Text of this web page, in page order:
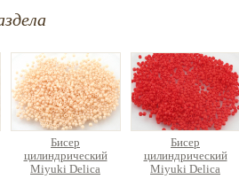
Бисер
цилиндрический
Miyuki Delica
Бисер
цилиндрический
Miyuki Delica